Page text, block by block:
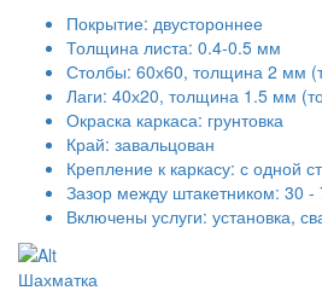
Покрытие: двустороннее
Толщина листа: 0.4-0.5 мм
Столбы: 60х60, толщина 2 мм
Лаги: 40х20, толщина 1.5 мм
Окраска каркаса: грунтовка
Край: завальцован
Крепление к каркасу: с одной
Зазор между штакетником: 30
Включены услуги: установка,
Шахматка